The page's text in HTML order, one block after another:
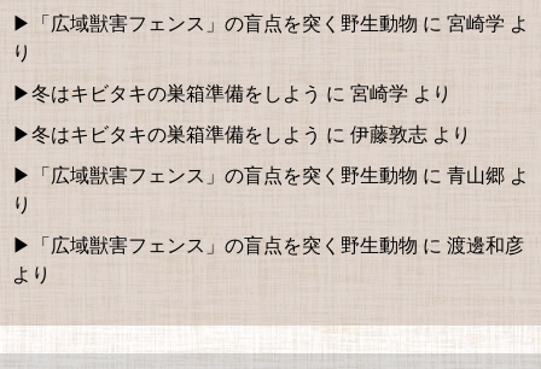
「広域獣害フェンス」の盲点を突く野生動物 に 宮崎学 よ
り
冬はキビタキの巣箱準備をしよう に 宮崎学 より
冬はキビタキの巣箱準備をしよう に 伊藤敦志 より
「広域獣害フェンス」の盲点を突く野生動物 に 青山郷 よ
り
「広域獣害フェンス」の盲点を突く野生動物 に 渡邊和彦
より